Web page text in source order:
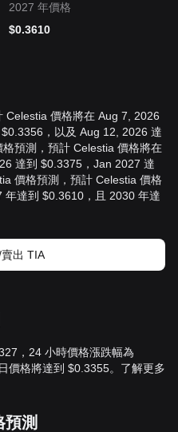
2027 年價格
$0.3610
Celestia 價格將在 Aug 7, 2026
，以及 Aug 12, 2026 達
預測，預計 Celestia 價格將在
達到 $0.3375，Jan 2027 達
價格預測，預計 Celestia 價格
達到 $0.3610，且 2030 年達
出 TIA
，24 小時價格漲跌幅為
價格將達到 $0.3355。了解更多
測